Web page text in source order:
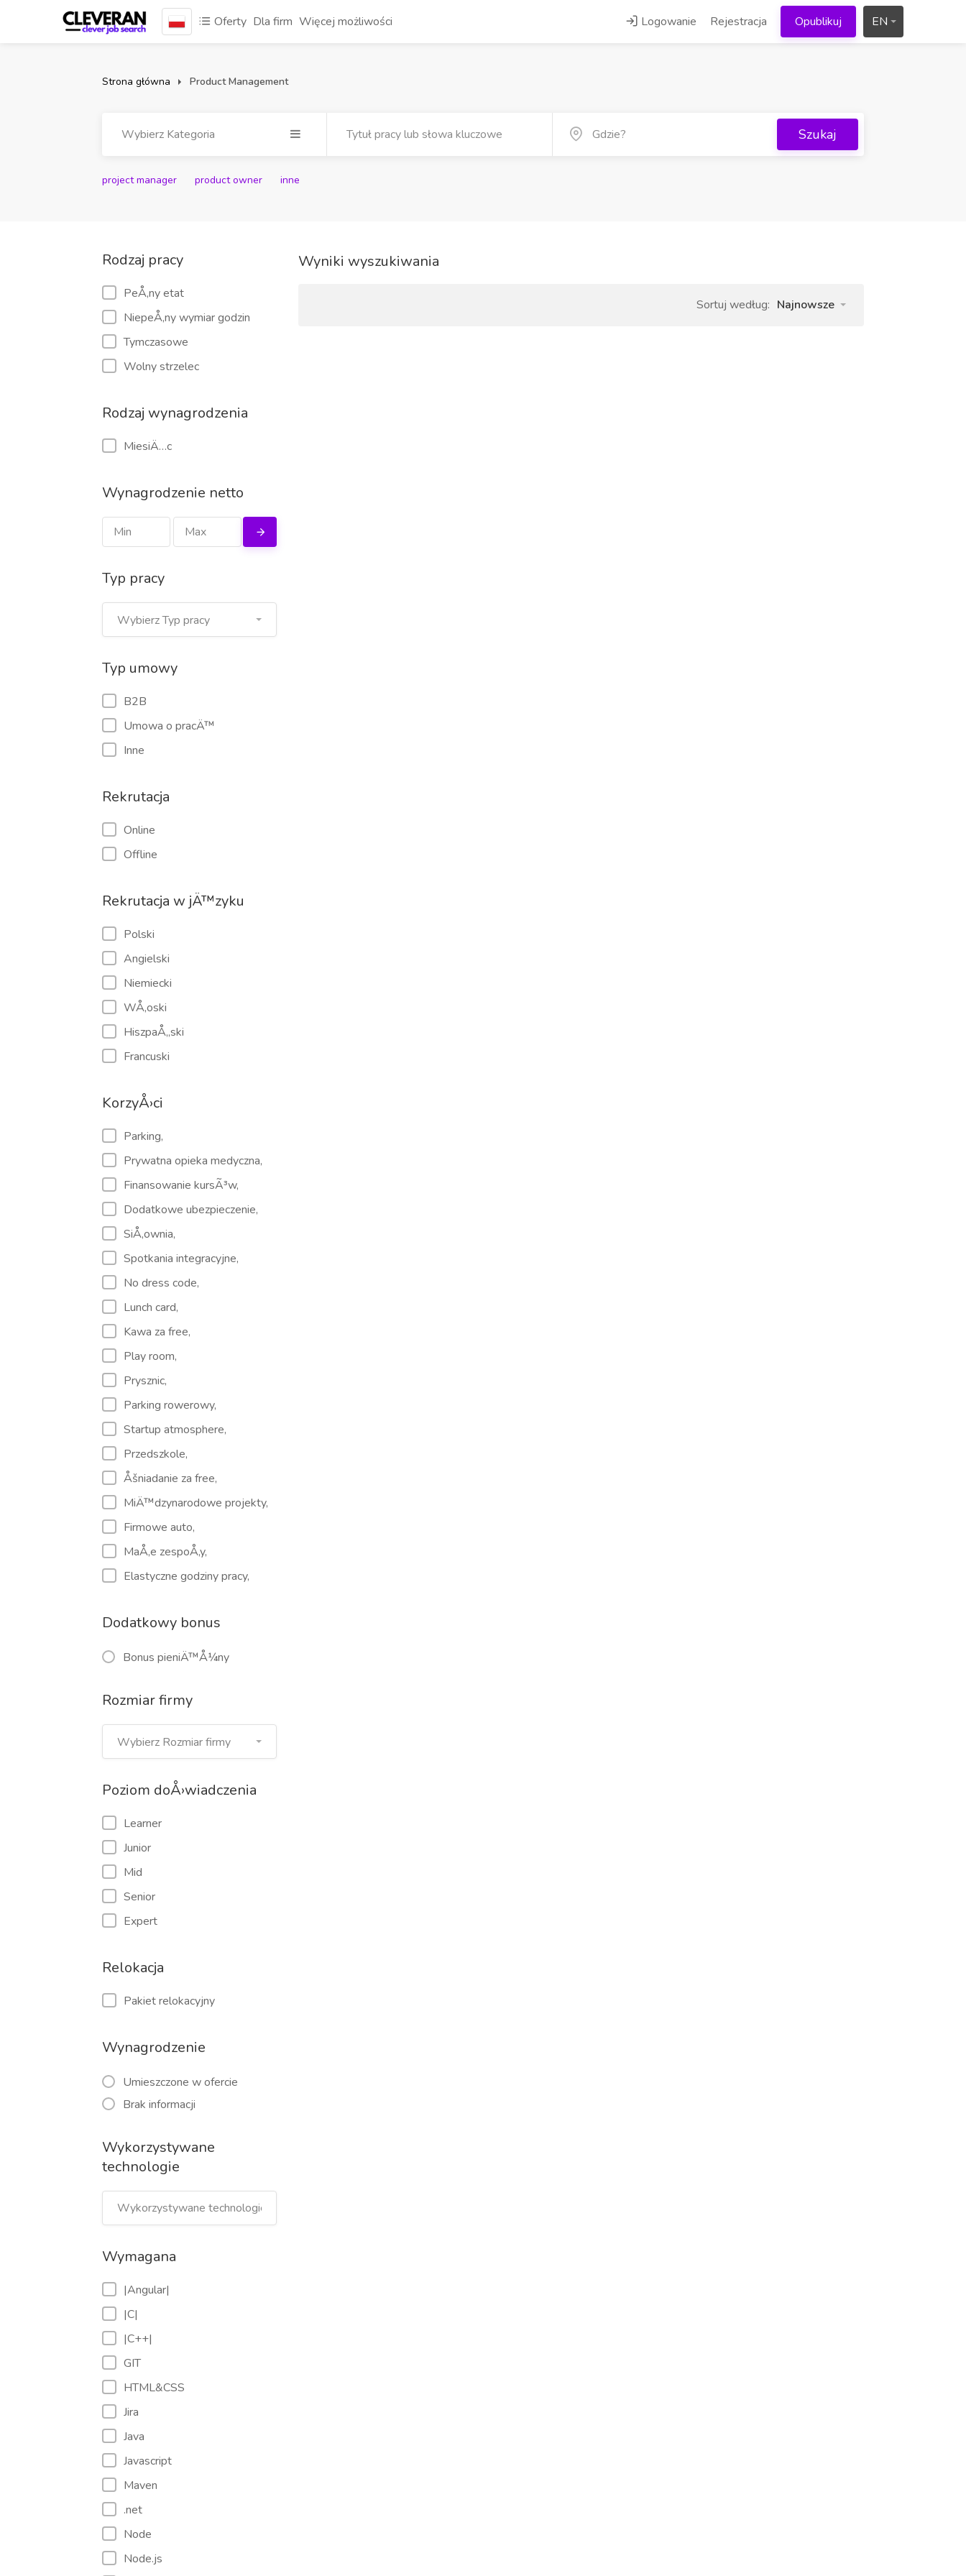
Oferty Dla firm Więcej możliwości Logowanie Rejestracja Opublikuj EN
Strona główna Product Management
Wybierz Kategoria Szukaj
project manager product owner inne
Rodzaj pracy
PeÅ‚ny etat
NiepeÅ‚ny wymiar godzin
Tymczasowe
Wolny strzelec
Rodzaj wynagrodzenia
MiesiÄ…c
Wynagrodzenie netto
Typ pracy
Wybierz Typ pracy
Typ umowy
B2B
Umowa o pracÄ™
Inne
Rekrutacja
Online
Offline
Rekrutacja w jÄ™zyku
Polski
Angielski
Niemiecki
WÅ‚oski
HiszpaÅ„ski
Francuski
KorzyÅ›ci
Parking,
Prywatna opieka medyczna,
Finansowanie kursÃ³w,
Dodatkowe ubezpieczenie,
SiÅ‚ownia,
Spotkania integracyjne,
No dress code,
Lunch card,
Kawa za free,
Play room,
Prysznic,
Parking rowerowy,
Startup atmosphere,
Przedszkole,
Åšniadanie za free,
MiÄ™dzynarodowe projekty,
Firmowe auto,
MaÅ‚e zespoÅ‚y,
Elastyczne godziny pracy,
Dodatkowy bonus
Bonus pieniÄ™Å¼ny
Rozmiar firmy
Wybierz Rozmiar firmy
Poziom doÅ›wiadczenia
Learner
Junior
Mid
Senior
Expert
Relokacja
Pakiet relokacyjny
Wynagrodzenie
Umieszczone w ofercie
Brak informacji
Wykorzystywane
technologie
Wymagana
|Angular|
|C|
|C++|
GIT
HTML&CSS
Jira
Java
Javascript
Maven
.net
Node
Node.js
Wyniki wyszukiwania
Sortuj według: Najnowsze